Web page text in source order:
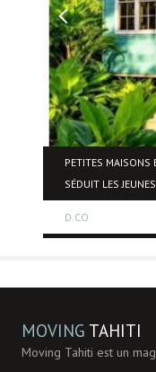
PETITES MAISONS
SÉDUIT LES
D.CO
MOVING TAHITI
Moving Tahiti est un